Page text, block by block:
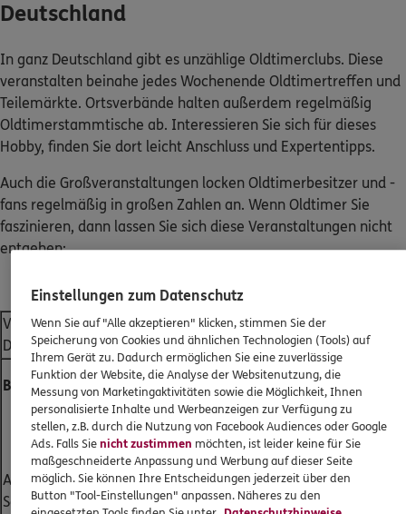
Deutschland
In ganz Deutschland gibt es unzählige Oldtimerclubs. Diese
veranstalten beinahe jedes Wochenende Oldtimertreffen und
Teilemärkte. Ortsverbände halten außerdem regelmäßig
Oldtimerstammtische ab. Interessieren Sie sich für dieses
Hobby, finden Sie dort leicht Anschluss und Expertentipps.
Auch die Großveranstaltungen locken Oldtimerbesitzer und -
fans regelmäßig in großen Zahlen an. Wenn Oldtimer Sie
faszinieren, dann lassen Sie sich diese Veranstaltungen nicht
entgehen:
Veranstaltungen in
Deutschland
Baden-Württemberg
Retro Classics in
Stuttgart
Aussteller aus aller Welt,
Sonderschauen, Teilemarkt
Hessen/Thüringen
ADAC Oldtimerfahrt
Hessen-Thüringen
Größere Strecke mit mehreren
Gleichmäßigkeitsprüfungen
Einstellungen zum Datenschutz
Wenn Sie auf "Alle akzeptieren" klicken, stimmen Sie der
Speicherung von Cookies und ähnlichen Technologien (Tools) auf
Ihrem Gerät zu. Dadurch ermöglichen Sie eine zuverlässige
Funktion der Website, die Analyse der Websitenutzung, die
Messung von Marketingaktivitäten sowie die Möglichkeit, Ihnen
personalisierte Inhalte und Werbeanzeigen zur Verfügung zu
stellen, z.B. durch die Nutzung von Facebook Audiences oder Google
Ads. Falls Sienicht zustimmen möchten, ist leider keine für Sie
maßgeschneiderte Anpassung und Werbung auf dieser Seite
möglich. Sie können Ihre Entscheidungen jederzeit über den
Button "Tool-Einstellungen" anpassen. Näheres zu den